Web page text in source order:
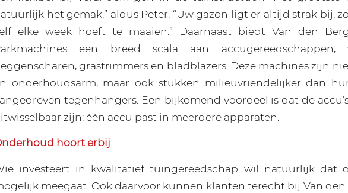
het gemak,” aldus Peter. “Uw gazon ligt er altijd strak bij,
elke week hoeft te maaien.” Daarnaast biedt Van den
een breed scala aan accugereedschappen,
grastrimmers en bladblazers. Deze machines zijn
onderhoudsarm, maar ook stukken milieuvriendelijker dan
tegenhangers. Een bijkomend voordeel is dat de
zijn: één accu past in meerdere apparaten.
hoort erbij
investeert in kwalitatief tuingereedschap wil natuurlijk dat
meegaat. Ook daarvoor kunnen klanten terecht bij Van den